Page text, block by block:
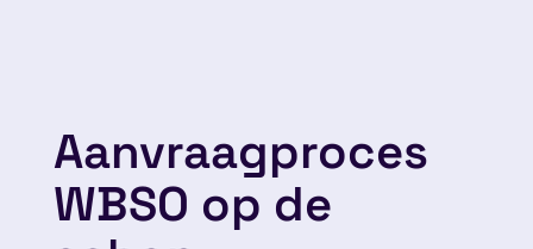
Aanvraagproces
WBSO op de